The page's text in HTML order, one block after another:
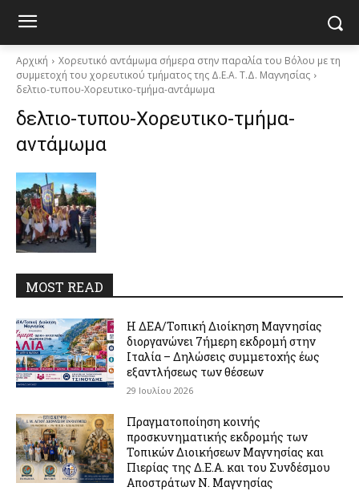
Αρχική
Χορευτικό αντάμωμα σήμερα στην παραλία του Βόλου με τη
συμμετοχή του χορευτικού τμήματος της Δ.Ε.Α. Τ.Δ. Μαγνησίας
δελτιο-τυπου-Χορευτικο-τμήμα-αντάμωμα
δελτιο-τυπου-Χορευτικο-τμήμα-
αντάμωμα
MOST READ
Η ΔΕΑ/Τοπική Διοίκηση Μαγνησίας
διοργανώνει 7ήμερη εκδρομή στην
Ιταλία – Δηλώσεις συμμετοχής έως
εξαντλήσεως των θέσεων
29 Ιουλίου 2026
Πραγματοποίηση κοινής
προσκυνηματικής εκδρομής των
Τοπικών Διοικήσεων Μαγνησίας και
Πιερίας της Δ.Ε.Α. και του Συνδέσμου
Αποστράτων Ν. Μαγνησίας